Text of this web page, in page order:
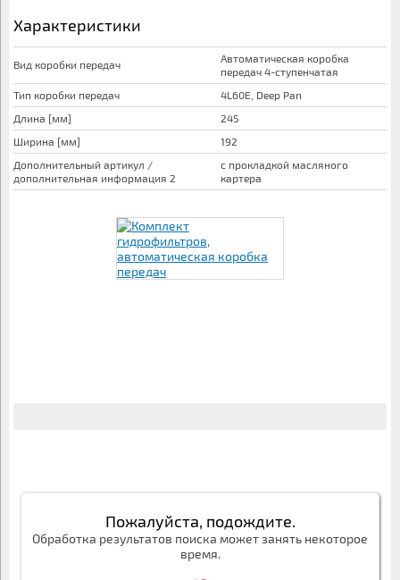
Характеристики
Вид коробки передач
Автоматическая коробка
передач 4-ступенчатая
Тип коробки передач
4L60E, Deep Pan
Длина [мм]
245
Ширина [мм]
192
Дополнительный артикул /
дополнительная информация 2
с прокладкой масляного
картера
Пожалуйста, подождите.
Обработка результатов поиска может занять некоторое
время.